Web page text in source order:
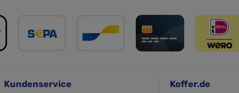
Kundenservice Koffer.de